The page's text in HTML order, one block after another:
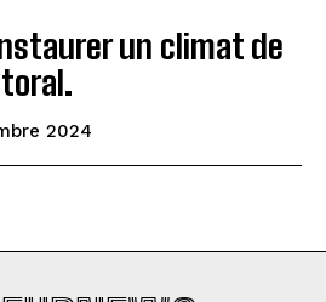
un climat de
2024